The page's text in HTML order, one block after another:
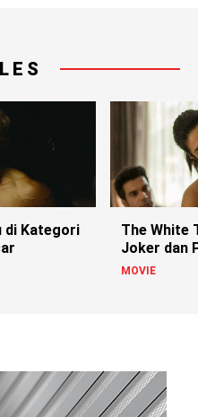
di Kategori
The White
Joker dan
India
MOVIE